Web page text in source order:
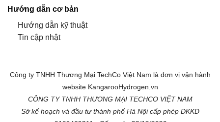
Hướng dẫn cơ bản
Hướng dẫn kỹ thuật
Tin cập nhật
Công ty TNHH Thương Mại TechCo Việt Nam là đơn vị vận hành
website KangarooHydrogen.vn
CÔNG TY TNHH THƯƠNG MẠI TECHCO VIỆT NAM
Sở kế hoạch và đầu tư thành phố Hà Nội cấp phép ĐKKD